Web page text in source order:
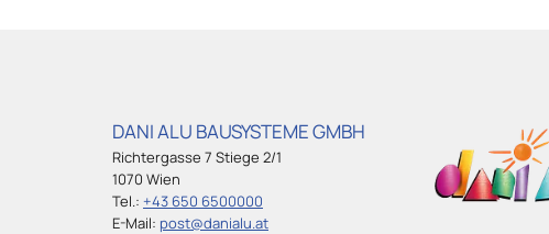
DANI ALU BAUSYSTEME GMBH
Richtergasse 7 Stiege 2/1
1070 Wien
Tel.: +43 650 6500000
E-Mail: post@danialu.at